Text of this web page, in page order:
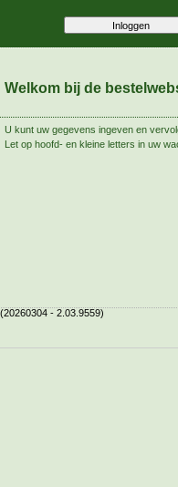
Welkom bij de
U kunt uw gegevens ingeven en
Let op hoofd- en kleine letters in uw
(20260304 - 2.03.9559)